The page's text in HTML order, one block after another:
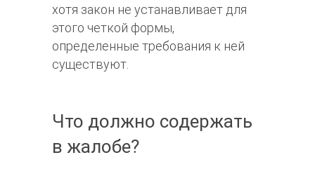
хотя закон не устанавливает для
этого четкой формы,
определенные требования к ней
существуют.
Что должно содержать
в жалобе?